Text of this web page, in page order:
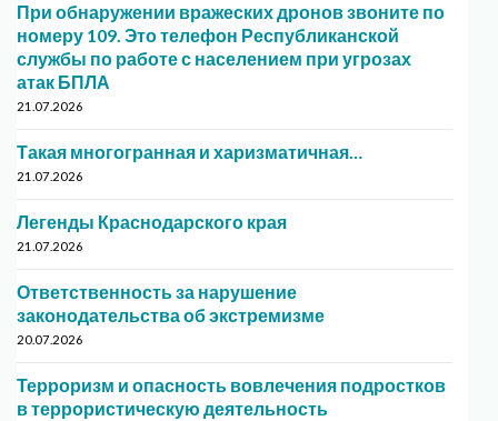
При обнаружении вражеских дронов звоните по
номеру 109. Это телефон Республиканской
службы по работе с населением при угрозах
атак БПЛА
21.07.2026
Такая многогранная и харизматичная…
21.07.2026
Легенды Краснодарского края
21.07.2026
Ответственность за нарушение
законодательства об экстремизме
20.07.2026
Терроризм и опасность вовлечения подростков
в террористическую деятельность